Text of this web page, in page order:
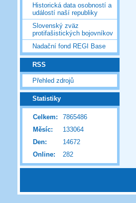
Historická data osobností a
událostí naší republiky
Slovenský zväz
protifašistických bojovníkov
Nadační fond REGI Base
RSS
Přehled zdrojů
Statistiky
Online: 282
Celkem:
7865486
Měsíc:
133064
Den:
14672